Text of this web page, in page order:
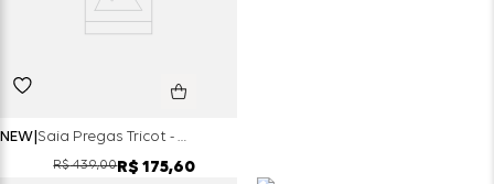
NEW Saia Pregas Tricot - Verde
R$ 439,00R$ 175,60